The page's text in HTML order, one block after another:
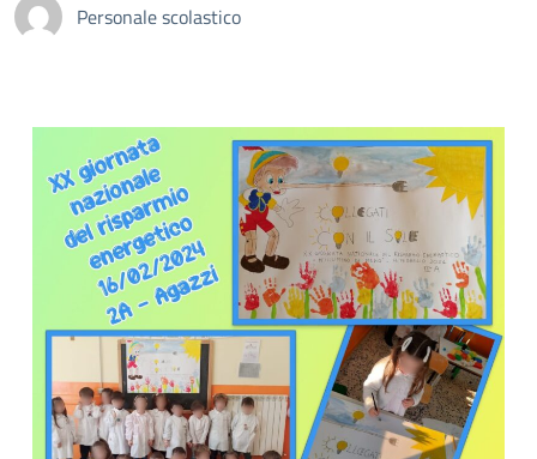
Personale scolastico